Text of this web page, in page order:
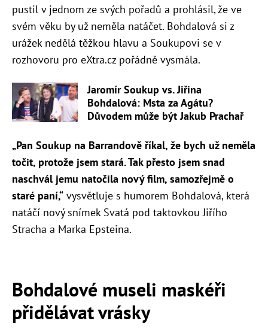
pustil v jednom ze svých pořadů a prohlásil, že ve
svém věku by už neměla natáčet. Bohdalová si z
urážek nedělá těžkou hlavu a Soukupovi se v
rozhovoru pro eXtra.cz pořádně vysmála.
Jaromír Soukup vs. Jiřina
Bohdalová: Msta za Agátu?
Důvodem může být Jakub Prachař
„Pan Soukup na Barrandově říkal, že bych už neměla
točit, protože jsem stará. Tak přesto jsem snad
naschvál jemu natočila nový film, samozřejmě o
staré paní,“ vysvětluje s humorem Bohdalová, která
natáčí nový snímek Svatá pod taktovkou Jiřího
Stracha a Marka Epsteina.
Bohdalové museli maskéři
přidělávat vrásky